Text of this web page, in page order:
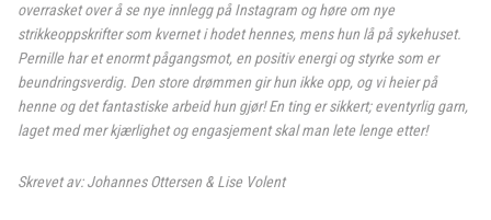
overrasket over å se nye innlegg på Instagram og høre om nye
strikkeoppskrifter som kvernet i hodet hennes, mens hun lå på sykehuset.
Pernille har et enormt pågangsmot, en positiv energi og styrke som er
beundringsverdig. Den store drømmen gir hun ikke opp, og vi heier på
henne og det fantastiske arbeid hun gjør! En ting er sikkert; eventyrlig garn,
laget med mer kjærlighet og engasjement skal man lete lenge etter!
Skrevet av: Johannes Ottersen & Lise Volent